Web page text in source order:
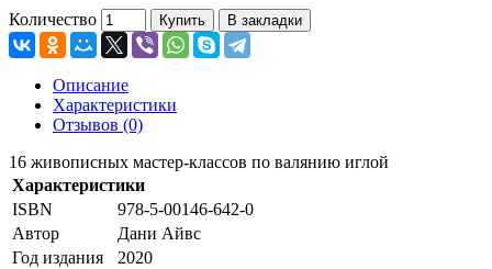
Количество Купить В закладки
Описание
Характеристики
Отзывов (0)
16 живописных мастер-классов по валянию иглой
Характеристики
ISBN
978-5-00146-642-0
Автор
Дани Айвс
Год издания
2020